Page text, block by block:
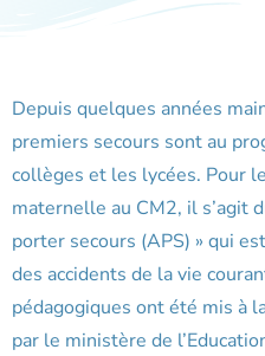
Depuis quelques années
premiers secours sont au
collèges et les lycées. Pour
maternelle au CM2, il s’agit
porter secours (APS) » qui
des accidents de la vie
pédagogiques ont été mis à
par le ministère de